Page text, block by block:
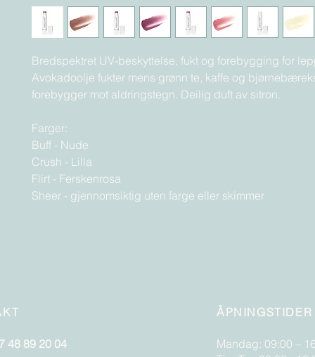
Bredspektret UV-beskyttelse, fukt og forebygging for
Avokadoolje fukter mens grønn te, kaffe og
forebygger mot aldringstegn. Deilig duft av sitron.
Farger:
Buff - Nude
Crush - Lilla
Flirt - Ferskenrosa
Sheer - gjennomsiktig uten farge eller skimmer
48 89 20 04
ÅPNINGSTIDER
Mandag: 09:00 –